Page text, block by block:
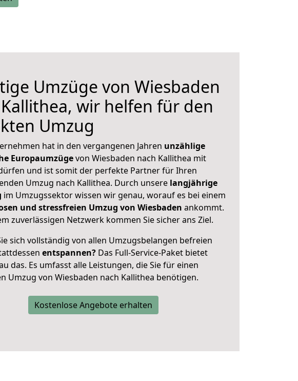
Umzüge von Wiesbaden
wir helfen für den
Umzug
hat in den vergangenen Jahren unzählige
Europaumzügevon Wiesbaden nach Kallithea mit
und ist somit der perfekte Partner für Ihren
Umzug nach Kallithea. Durch unsere langjährige
im Umzugssektor wissen wir genau, worauf es bei einem
und stressfreien Umzug von Wiesbaden ankommt.
zuverlässigen Netzwerk kommen Sie sicher ans Ziel.
sich vollständig von allen Umzugsbelangen befreien
entspannen? Das Full-Service-Paket bietet
das. Es umfasst alle Leistungen, die Sie für einen
Umzug von Wiesbaden nach Kallithea benötigen.
Kostenlose Angebote erhalten